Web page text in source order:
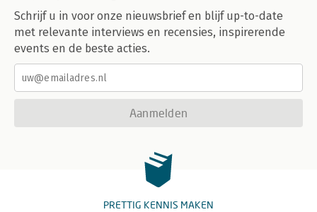
Schrijf u in voor onze nieuwsbrief en blijf up-to-date
met relevante interviews en recensies, inspirerende
events en de beste acties.
Aanmelden
PRETTIG KENNIS MAKEN